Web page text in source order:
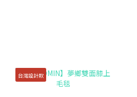
台灣設計款